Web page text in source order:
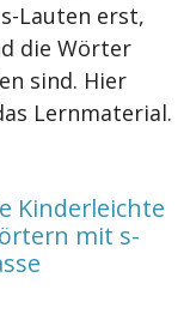
Lauten erst,
die Wörter
sind. Hier
Lernmaterial.
Kinderleichte
mit s-